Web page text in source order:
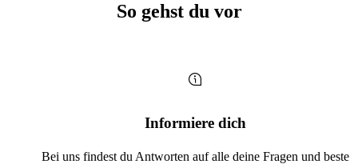
So gehst du vor
Informiere dich
Bei uns findest du Antworten auf alle deine Fragen und beste